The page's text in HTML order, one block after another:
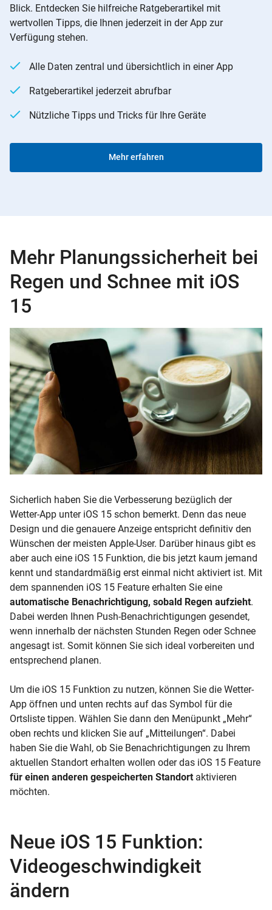
Blick. Entdecken Sie hilfreiche Ratgeberartikel mit
wertvollen Tipps, die Ihnen jederzeit in der App zur
Verfügung stehen.
Alle Daten zentral und übersichtlich in einer App
Ratgeberartikel jederzeit abrufbar
Nützliche Tipps und Tricks für Ihre Geräte
Mehr erfahren
Mehr Planungssicherheit bei
Regen und Schnee mit iOS
15
Sicherlich haben Sie die Verbesserung bezüglich der
Wetter-App unter iOS 15 schon bemerkt. Denn das neue
Design und die genauere Anzeige entspricht definitiv den
Wünschen der meisten Apple-User. Darüber hinaus gibt es
aber auch eine iOS 15 Funktion, die bis jetzt kaum jemand
kennt und standardmäßig erst einmal nicht aktiviert ist. Mit
dem spannenden iOS 15 Feature erhalten Sie eine
automatische Benachrichtigung, sobald Regen aufzieht.
Dabei werden Ihnen Push-Benachrichtigungen gesendet,
wenn innerhalb der nächsten Stunden Regen oder Schnee
angesagt ist. Somit können Sie sich ideal vorbereiten und
entsprechend planen.
Um die iOS 15 Funktion zu nutzen, können Sie die Wetter-
App öffnen und unten rechts auf das Symbol für die
Ortsliste tippen. Wählen Sie dann den Menüpunkt „Mehr“
oben rechts und klicken Sie auf „Mitteilungen“. Dabei
haben Sie die Wahl, ob Sie Benachrichtigungen zu Ihrem
aktuellen Standort erhalten wollen oder das iOS 15 Feature
für einen anderen gespeicherten Standort aktivieren
möchten.
Neue iOS 15 Funktion:
Videogeschwindigkeit
ändern